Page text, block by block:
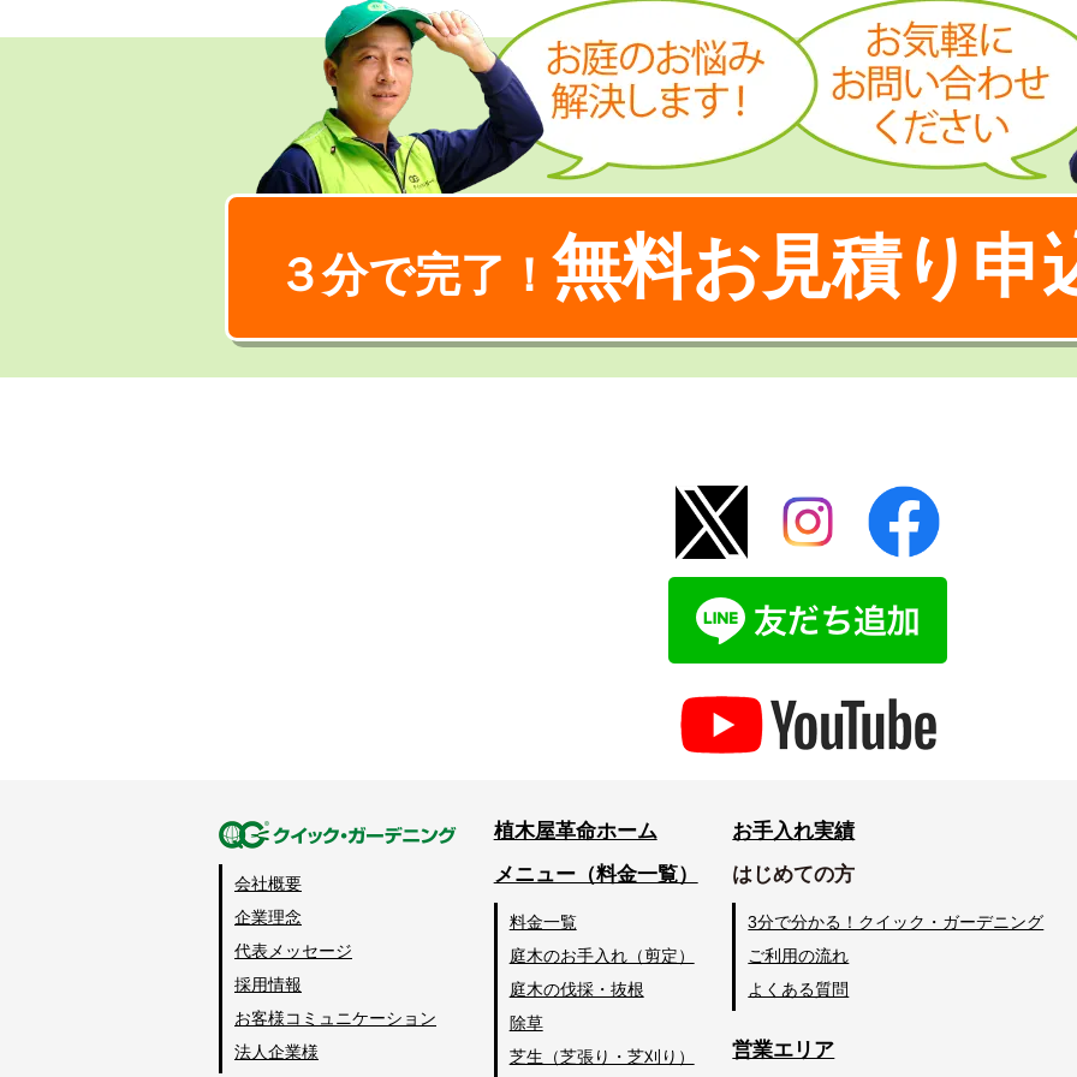
３分で完了！ 無料お見積り申
会社概要
企業理念
代表メッセージ
採用情報
お客様コミュニケーション
法人企業様
植木屋革命ホーム
メニュー（料金一覧）
料金一覧
庭木のお手入れ（剪定）
庭木の伐採・抜根
除草
芝生（芝張り・芝刈り）
お手入れ実績
はじめての方
3分で分かる！クイック・ガーデニング
ご利用の流れ
よくある質問
営業エリア